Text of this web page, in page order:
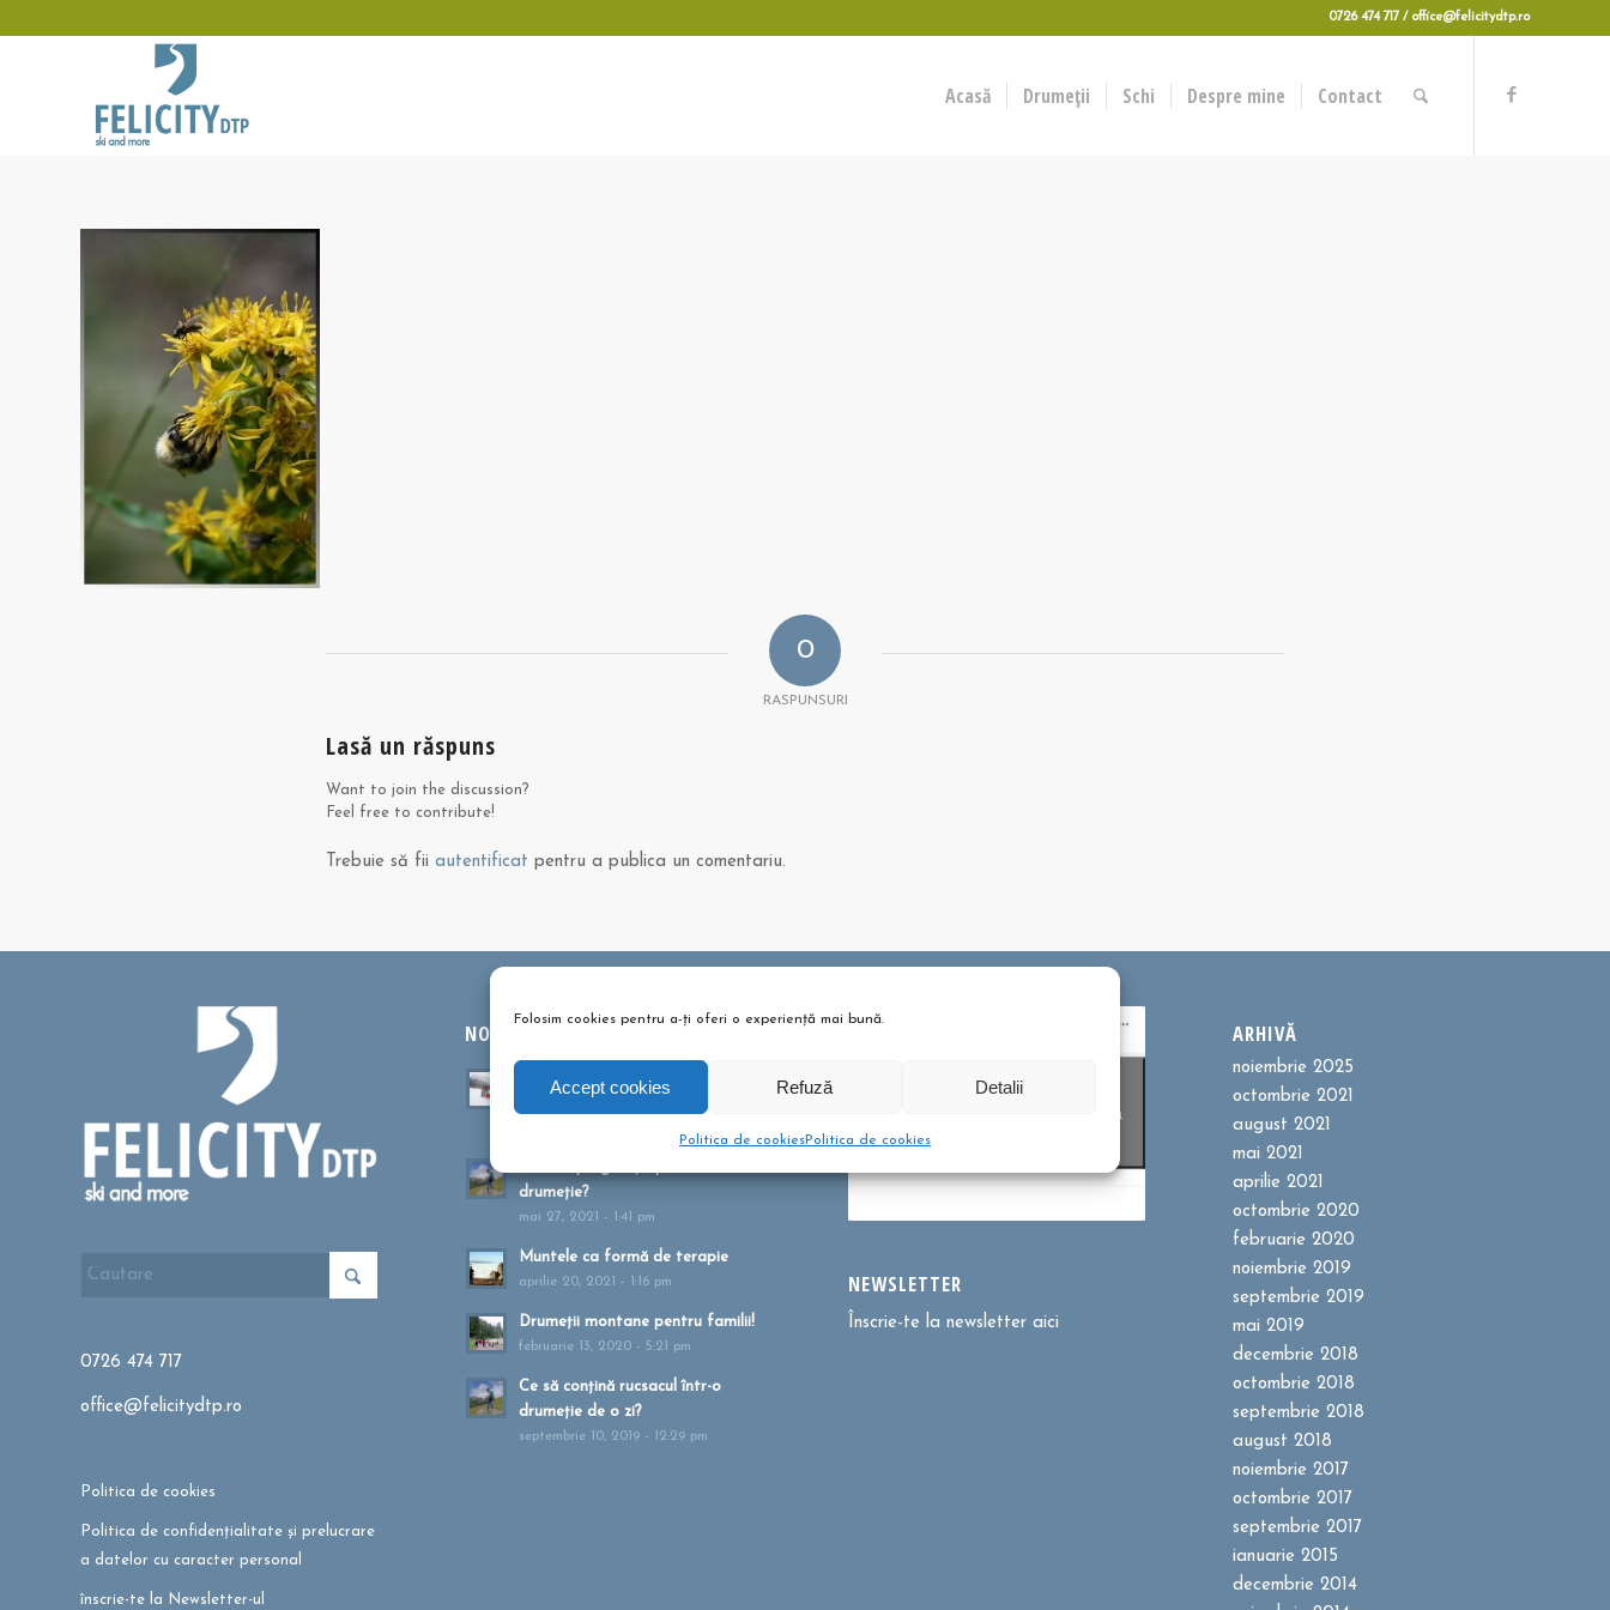
Folosim cookies pentru a-ți oferi o experiență mai bună.
Accept cookies Refuză Detalii
Politica de cookiesPolitica de cookies
0726 474 717 / office@felicitydtp.ro
Acasă Drumeții Schi Despre mine Contact
0
RASPUNSURI
Lasă un răspuns
Want to join the discussion?
Feel free to contribute!
Trebuie să fii autentificat pentru a publica un comentariu.
0726 474 717
office@felicitydtp.ro
Politica de cookies
Politica de confidențialitate și prelucrare
a datelor cu caracter personal
înscrie-te la Newsletter-ul
NOUTĂȚI ȘI ARTICOLE
Tabere pentru copii? Sunt bune
drumeție?
mai 27, 2021 - 1:41 pm
Muntele ca formă de terapie
aprilie 20, 2021 - 1:16 pm
Drumeții montane pentru familii!
februarie 13, 2020 - 5:21 pm
Ce să conțină rucsacul într-o
drumeție de o zi?
septembrie 10, 2019 - 12:29 pm
Dă clic pentru a accepta cookie-
urile pentru marketing și pentru a
activa acest conținut
NEWSLETTER
Înscrie-te la newsletter aici
ARHIVĂ
noiembrie 2025
octombrie 2021
august 2021
mai 2021
aprilie 2021
octombrie 2020
februarie 2020
noiembrie 2019
septembrie 2019
mai 2019
decembrie 2018
octombrie 2018
septembrie 2018
august 2018
noiembrie 2017
octombrie 2017
septembrie 2017
ianuarie 2015
decembrie 2014